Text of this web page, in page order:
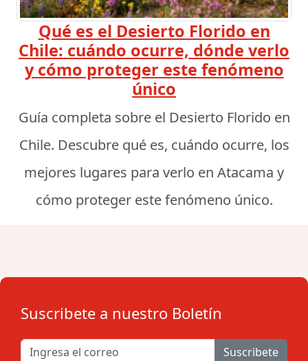
Qué es el Desierto Florido en
Chile: cuándo ocurre, dónde verlo
y cómo proteger este fenómeno
único
Guía completa sobre el Desierto Florido en
Chile. Descubre qué es, cuándo ocurre, los
mejores lugares para verlo en Atacama y
cómo proteger este fenómeno único.
Suscribete a nuestro Boletín
Suscribete